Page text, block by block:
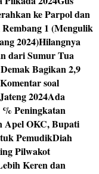
ke Parpol dan
1 (Mengulik
2024)Hilangnya
dari Sumur Tua
Bagikan 2,9
soal
2024Ada
Peningkatan
Apel OKC, Bupati
PemudikDiah
Pilwakot
Keren dan